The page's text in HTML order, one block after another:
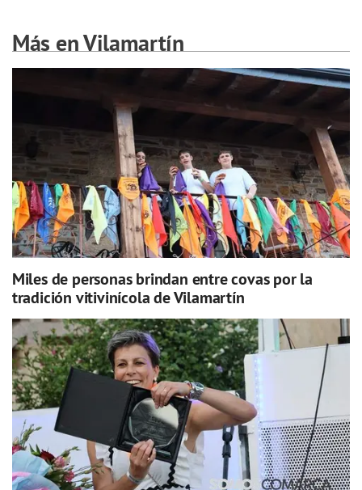
Más en Vilamartín
Miles de personas brindan entre covas por la
tradición vitivinícola de Vilamartín